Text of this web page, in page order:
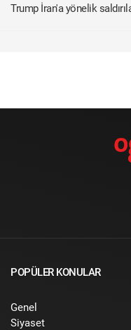
Trump İran'a yönelik
POPÜLER KONULAR
Genel
Siyaset